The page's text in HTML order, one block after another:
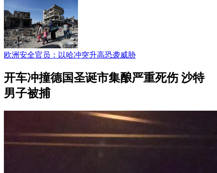
欧洲安全官员：以哈冲突升高恐袭威胁
开车冲撞德国圣诞市集酿严重死伤 沙特
男子被捕